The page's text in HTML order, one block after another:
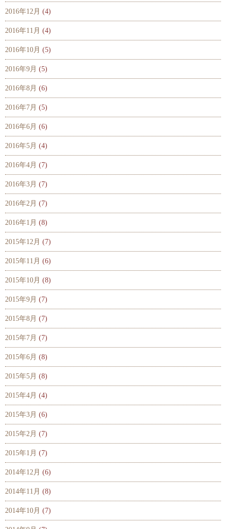
2016年12月 (4)
2016年11月 (4)
2016年10月 (5)
2016年9月 (5)
2016年8月 (6)
2016年7月 (5)
2016年6月 (6)
2016年5月 (4)
2016年4月 (7)
2016年3月 (7)
2016年2月 (7)
2016年1月 (8)
2015年12月 (7)
2015年11月 (6)
2015年10月 (8)
2015年9月 (7)
2015年8月 (7)
2015年7月 (7)
2015年6月 (8)
2015年5月 (8)
2015年4月 (4)
2015年3月 (6)
2015年2月 (7)
2015年1月 (7)
2014年12月 (6)
2014年11月 (8)
2014年10月 (7)